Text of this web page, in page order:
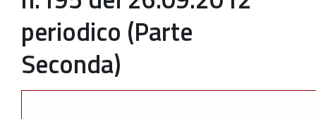
periodico (Parte
Seconda)